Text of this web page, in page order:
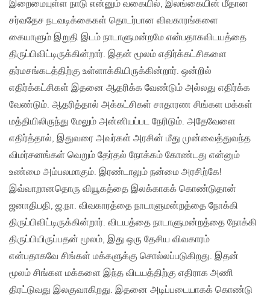
இறைமையுள்ள நாடு என்னும் வகையில், இலங்கையின் மீதான
சர்வதேச நடவடிக்கைகள் தொடர்பான விவகாரங்களை
கையாளும் இறுதி இடம் நாடாளுமன்றமே என்பதாகவிடயத்தை
திருப்பிவிட்டிருக்கின்றார். இதன் மூலம் எதிர்க்கட்சிகளை
தர்மசங்கடத்திற்கு உள்ளாக்கியிருக்கின்றார். ஒன்றில்
எதிர்க்கட்சிகள் இதனை ஆதரிக்க வேண்டும் அல்லது எதிர்க்க
வேண்டும். ஆதரித்தால் அக்கட்சிகள் சாதாரண சிங்கள மக்கள்
மத்தியிலிருந்து மேலும் அன்னியப்பட நேரிடும். அதேவேளை
எதிர்த்தால், இதுவரை அவர்கள் அரசின் மீது முன்வைத்துவந்த
விமர்சனங்கள் வெறும் தேர்தல் நோக்கம் கோண்டது என்னும்
உண்மை அம்பலமாகும். இரண்டாலும் நன்மை அரசிற்கே!
இவ்வாறானதொரு வியூகத்தை இலக்காகக் கொண்டுதான்
ஜனாதிபதி, ஜ.நா. விவகாரத்தை நாடாளுமன்றத்தை நோக்கி
திருப்பிவிட்டிருக்கின்றார். விடயத்தை நாடாளுமன்றத்தை நோக்கி
திருப்பியிருப்பதன் மூலம், இது ஒரு தேசிய விவகாரம்
என்பதாகவே சிங்கள் மக்களுக்கு சொல்லப்படுகிறது. இதன்
மூலம் சிங்கள மக்களை இந்த விடயத்திற்கு எதிராக அணி
திரட்டுவது இலகுவாகிறது. இதனை அடிப்படையாகக் கொண்டு